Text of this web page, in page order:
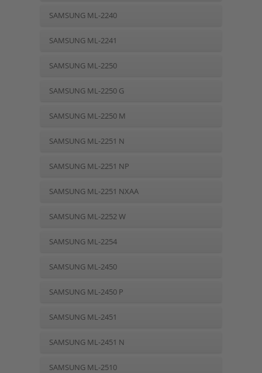
SAMSUNG ML-2240
SAMSUNG ML-2241
SAMSUNG ML-2250
SAMSUNG ML-2250 G
SAMSUNG ML-2250 M
SAMSUNG ML-2251 N
SAMSUNG ML-2251 NP
SAMSUNG ML-2251 NXAA
SAMSUNG ML-2252 W
SAMSUNG ML-2254
SAMSUNG ML-2450
SAMSUNG ML-2450 P
SAMSUNG ML-2451
SAMSUNG ML-2451 N
SAMSUNG ML-2510